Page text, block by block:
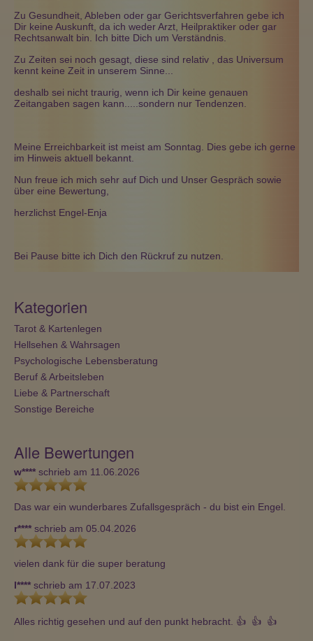
Zu Gesundheit, Ableben oder gar Gerichtsverfahren gebe ich
Dir keine Auskunft, da ich weder Arzt, Heilpraktiker oder gar
Rechtsanwalt bin. Ich bitte Dich um Verständnis.
Zu Zeiten sei noch gesagt, diese sind relativ , das Universum
kennt keine Zeit in unserem Sinne...
deshalb sei nicht traurig, wenn ich Dir keine genauen
Zeitangaben sagen kann.....sondern nur Tendenzen.
Meine Erreichbarkeit ist meist am Sonntag. Dies gebe ich gerne
im Hinweis aktuell bekannt.
Nun freue ich mich sehr auf Dich und Unser Gespräch sowie
über eine Bewertung,
herzlichst Engel-Enja
Bei Pause bitte ich Dich den Rückruf zu nutzen.
Kategorien
Tarot & Kartenlegen
Hellsehen & Wahrsagen
Psychologische Lebensberatung
Beruf & Arbeitsleben
Liebe & Partnerschaft
Sonstige Bereiche
Alle Bewertungen
w**** schrieb am 11.06.2026
Das war ein wunderbares Zufallsgespräch - du bist ein Engel.
r**** schrieb am 05.04.2026
vielen dank für die super beratung
l**** schrieb am 17.07.2023
Alles richtig gesehen und auf den punkt hebracht. 👍  👍  👍